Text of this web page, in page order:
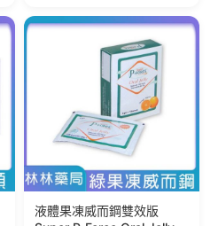
液體果凍威而鋼雙效版